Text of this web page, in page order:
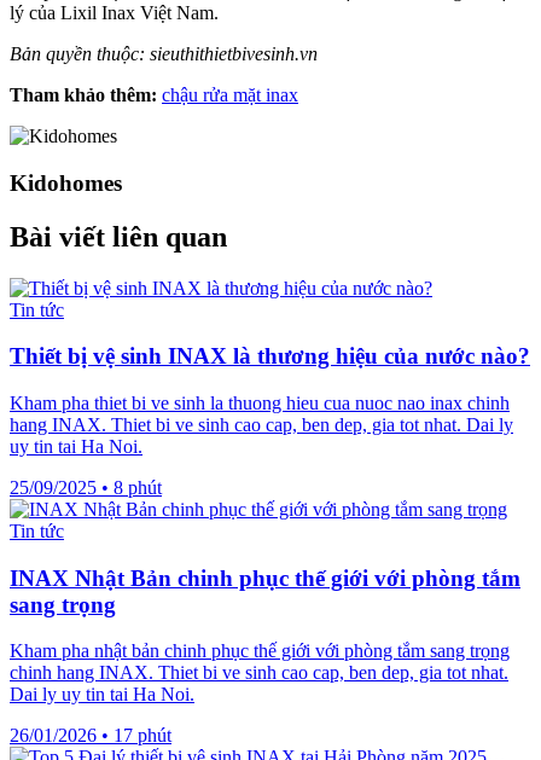
lý của Lixil Inax Việt Nam.
Bản quyền thuộc: sieuthithietbivesinh.vn
Tham khảo thêm: chậu rửa mặt inax
Kidohomes
Bài viết liên quan
Tin tức
Thiết bị vệ sinh INAX là thương hiệu của nước nào?
Kham pha thiet bi ve sinh la thuong hieu cua nuoc nao inax chinh
hang INAX. Thiet bi ve sinh cao cap, ben dep, gia tot nhat. Dai ly
uy tin tai Ha Noi.
25/09/2025 • 8 phút
Tin tức
INAX Nhật Bản chinh phục thế giới với phòng tắm
sang trọng
Kham pha nhật bản chinh phục thế giới với phòng tắm sang trọng
chinh hang INAX. Thiet bi ve sinh cao cap, ben dep, gia tot nhat.
Dai ly uy tin tai Ha Noi.
26/01/2026 • 17 phút